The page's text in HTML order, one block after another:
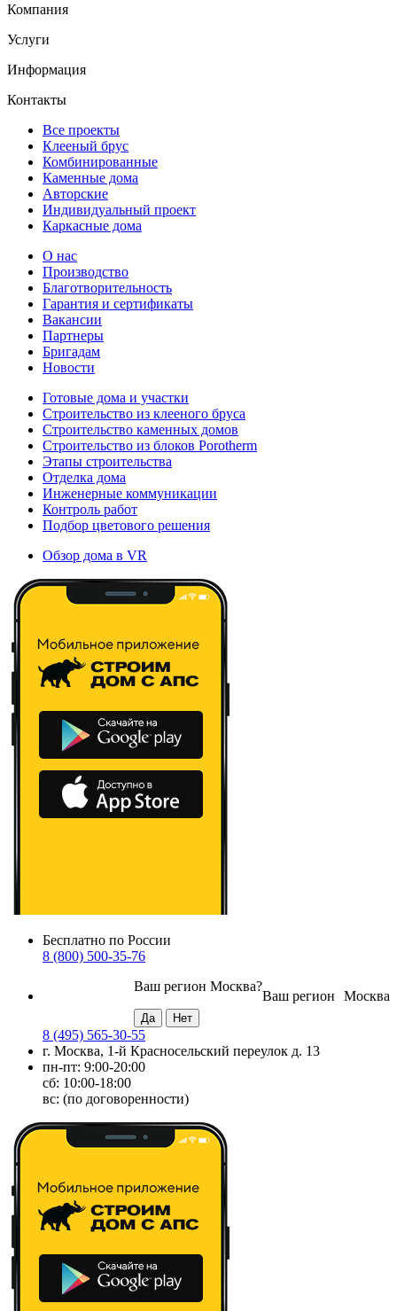
Компания
Услуги
Информация
Контакты
Все проекты
Клееный брус
Комбинированные
Каменные дома
Авторские
Индивидуальный проект
Каркасные дома
О нас
Производство
Благотворительность
Гарантия и сертификаты
Вакансии
Партнеры
Бригадам
Новости
Готовые дома и участки
Строительство из клееного бруса
Строительство каменных домов
Строительство из блоков Porotherm
Этапы строительства
Отделка дома
Инженерные коммуникации
Контроль работ
Подбор цветового решения
Обзор дома в VR
Бесплатно по России
8 (800) 500-35-76
Москва
Ваш регион
Ваш регион Москва?
8 (495) 565-30-55
г. Москва, 1-й Красносельский переулок д. 13
пн-пт: 9:00-20:00
сб: 10:00-18:00
вс: (по договоренности)